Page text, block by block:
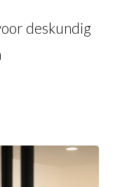
deskundig